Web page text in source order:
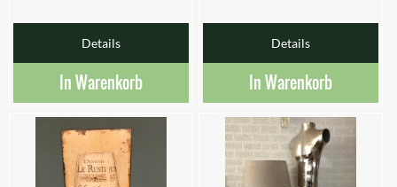
Details
In Warenkorb
Details
In Warenkorb